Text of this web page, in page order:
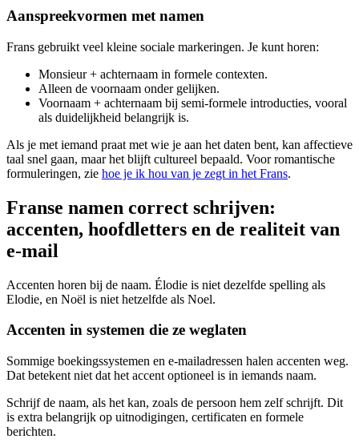
Aanspreekvormen met namen
Frans gebruikt veel kleine sociale markeringen. Je kunt horen:
Monsieur + achternaam in formele contexten.
Alleen de voornaam onder gelijken.
Voornaam + achternaam bij semi-formele introducties, vooral
als duidelijkheid belangrijk is.
Als je met iemand praat met wie je aan het daten bent, kan affectieve
taal snel gaan, maar het blijft cultureel bepaald. Voor romantische
formuleringen, zie hoe je ik hou van je zegt in het Frans.
Franse namen correct schrijven:
accenten, hoofdletters en de realiteit van
e-mail
Accenten horen bij de naam. Élodie is niet dezelfde spelling als
Elodie, en Noël is niet hetzelfde als Noel.
Accenten in systemen die ze weglaten
Sommige boekingssystemen en e-mailadressen halen accenten weg.
Dat betekent niet dat het accent optioneel is in iemands naam.
Schrijf de naam, als het kan, zoals de persoon hem zelf schrijft. Dit
is extra belangrijk op uitnodigingen, certificaten en formele
berichten.